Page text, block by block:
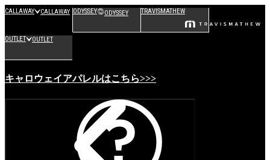
CALLAWAY CALLAWAY ODYSSEY ODYSSEY TRAVISMATHEW
OUTLET OUTLET
キャロウェイアパレルはこちら>>>